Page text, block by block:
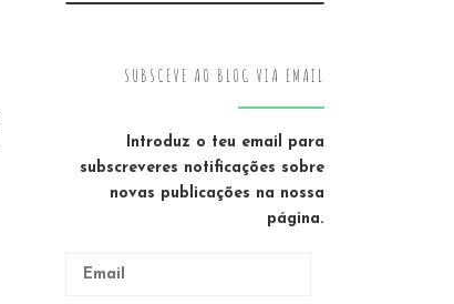
SUBSCEVE AO BLOG VIA EMAIL
Introduz o teu email para
subscreveres notificações sobre
novas publicações na nossa
página.